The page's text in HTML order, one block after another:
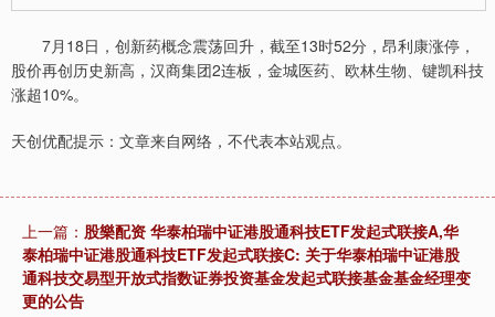
7月18日，创新药概念震荡回升，截至13时52分，昂利康涨停，
股价再创历史新高，汉商集团2连板，金城医药、欧林生物、键凯科技
涨超10%。
天创优配提示：文章来自网络，不代表本站观点。
上一篇： 股樂配资 华泰柏瑞中证港股通科技ETF发起式联接A,华
泰柏瑞中证港股通科技ETF发起式联接C: 关于华泰柏瑞中证港股
通科技交易型开放式指数证券投资基金发起式联接基金基金经理变
更的公告